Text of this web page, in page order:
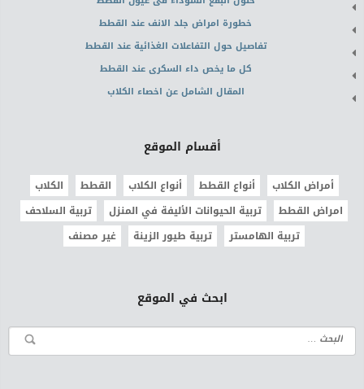
خطورة امراض جلد الانف عند القطط
تفاصيل حول التفاعلات الغذائية عند القطط
كل ما يخص داء السكرى عند القطط
المقال الشامل عن اخصاء الكلاب
أقسام الموقع
أمراض الكلاب أنواع القطط أنواع الكلاب القطط
الكلاب
امراض القطط
تربية الحيوانات الأليفة في المنزل
تربية السلاحف
تربية الهامستر
تربية طيور الزينة غير مصنف
ابحث في الموقع